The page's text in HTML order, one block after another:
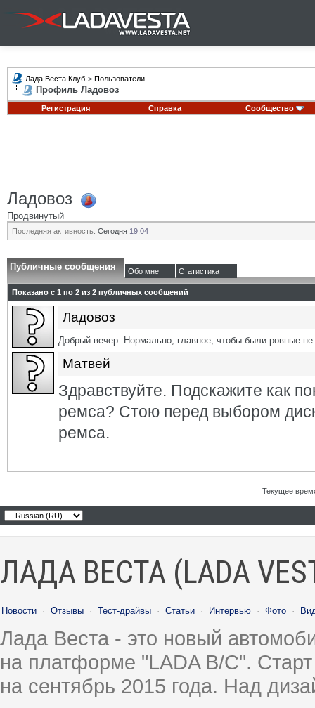
Лада Веста Клуб > Пользователи
Профиль Ладовоз
Регистрация Справка Сообщество
Ладовоз
Продвинутый
Последняя активность: Сегодня 19:04
Публичные сообщения Обо мне Статистика
Показано с 1 по 2 из 2 публичных сообщений
Ладовоз
Добрый вечер. Нормально, главное, чтобы были ровные
Матвей
Здравствуйте. Подскажите как
ремса? Стою перед выбором
ремса.
Текущее
ЛАДА ВЕСТА (LADA
Новости · Отзывы · Тест-драйвы · Статьи · Интервью · Фото ·
Лада Веста - это новый
на платформе "LADA B/C".
на сентябрь 2015 года. Над